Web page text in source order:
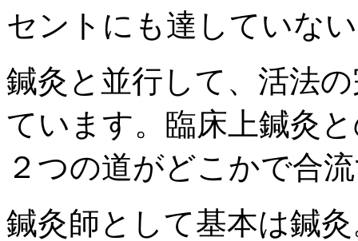
セントにも達していな
鍼灸と並行して、活法
ています。臨床上鍼灸
２つの道がどこかで合
鍼灸師として基本は鍼